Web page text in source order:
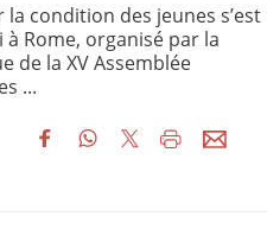
condition des jeunes s’est
Rome, organisé par la
de la XV Assemblée
...